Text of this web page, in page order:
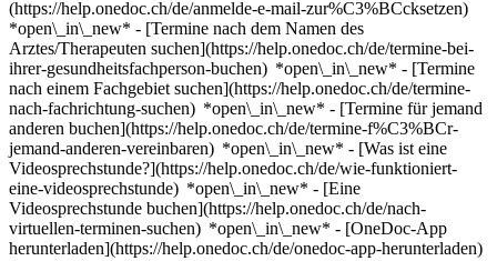
(https://help.onedoc.ch/de/anmelde-e-mail-zur%C3%BCcksetzen)
*open\_in\_new* - [Termine nach dem Namen des
Arztes/Therapeuten suchen](https://help.onedoc.ch/de/termine-bei-
ihrer-gesundheitsfachperson-buchen) *open\_in\_new* - [Termine
nach einem Fachgebiet suchen](https://help.onedoc.ch/de/termine-
nach-fachrichtung-suchen) *open\_in\_new* - [Termine für jemand
anderen buchen](https://help.onedoc.ch/de/termine-f%C3%BCr-
jemand-anderen-vereinbaren) *open\_in\_new* - [Was ist eine
Videosprechstunde?](https://help.onedoc.ch/de/wie-funktioniert-
eine-videosprechstunde) *open\_in\_new* - [Eine
Videosprechstunde buchen](https://help.onedoc.ch/de/nach-
virtuellen-terminen-suchen) *open\_in\_new* - [OneDoc-App
herunterladen](https://help.onedoc.ch/de/onedoc-app-herunterladen)